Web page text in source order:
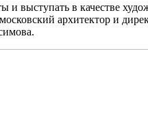
и выступать в качестве
архитектор и